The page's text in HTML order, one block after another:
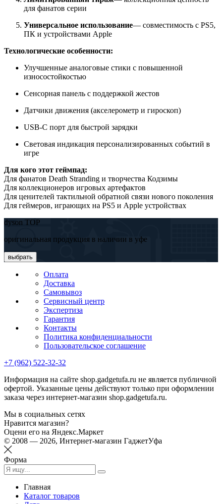
для фанатов серии
Универсальное использование— совместимость с PS5,
ПК и устройствами Apple
Технологические особенности:
Улучшенные аналоговые стики с повышенной
износостойкостью
Сенсорная панель с поддержкой жестов
Датчики движения (акселерометр и гироскоп)
USB-C порт для быстрой зарядки
Световая индикация персонализированных событий в
игре
Для кого этот геймпад:
Для фанатов Death Stranding и творчества Кодзимы
Для коллекционеров игровых артефактов
Для ценителей тактильной обратной связи нового поколения
Для геймеров, играющих на PS5 и Apple устройствах
dyson TOP
оригинальная продукция в наличии в уфе
выбрать
Оплата
Доставка
Самовывоз
Сервисный центр
Экспертиза
Гарантия
Контакты
Политика конфиденциальности
Пользовательское соглашение
+7 (962) 522-32-32
Информация на сайте shop.gadgetufa.ru не является публичной
офертой. Указанные цены действуют только при оформлении
заказа через интернет-магазин shop.gadgetufa.ru.
Мы в социальных сетях
Нравится магазин?
Оцени его на Яндекс.Маркет
© 2008 — 2026, Интернет-магазин ГаджетУфа
Форма
Главная
Каталог товаров